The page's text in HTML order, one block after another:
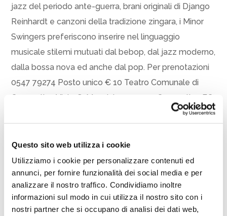
Questo sito web utilizza i cookie
Utilizziamo i cookie per personalizzare contenuti ed
annunci, per fornire funzionalità dei social media e per
analizzare il nostro traffico. Condividiamo inoltre
informazioni sul modo in cui utilizza il nostro sito con i
nostri partner che si occupano di analisi dei dati web,
jazz del periodo ante-guerra, brani originali di Django
Reinhardt e canzoni della tradizione zingara, i Minor
Swingers preferiscono inserire nel linguaggio
musicale stilemi mutuati dal bebop, dal jazz moderno,
dalla bossa nova ed anche dal pop. Per prenotazioni
0547 79274 Posto unico € 10 Teatro Comunale di
Cesenatico Viale G. Mazzini, 10, 47042 Cesenatico FC
Condividi
Facebook
TwitterEmailWhatsApp
LinkedInCondividi